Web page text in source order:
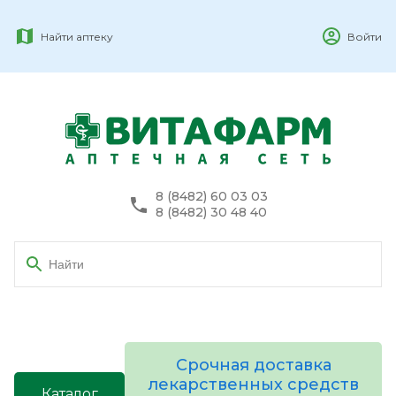
Найти аптеку Войти
8 (8482) 60 03 03
8 (8482) 30 48 40
Срочная доставка
лекарственных средств